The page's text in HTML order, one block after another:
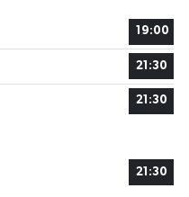
19:00
21:30
21:30
21:30